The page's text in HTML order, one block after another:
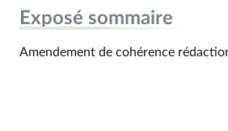
Exposé sommaire
Amendement de cohérence